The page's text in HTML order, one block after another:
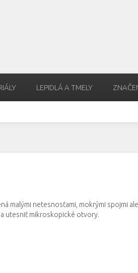
LEPIDLÁ A TMELY
malými netesnosťami, mokrými spojmi
utesniť mikroskopické otvory.